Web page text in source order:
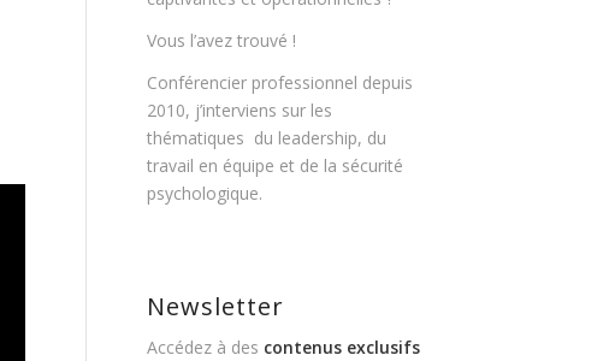
Vous l’avez trouvé !
Conférencier professionnel depuis
2010, j’interviens sur les
thématiques du leadership, du
travail en équipe et de la sécurité
psychologique.
Newsletter
Accédez à des contenus exclusifs